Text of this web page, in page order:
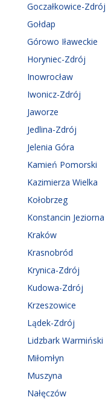
Goczałkowice-Zdrój
Gołdap
Górowo Iławeckie
Horyniec-Zdrój
Inowrocław
Iwonicz-Zdrój
Jaworze
Jedlina-Zdrój
Jelenia Góra
Kamień Pomorski
Kazimierza Wielka
Kołobrzeg
Konstancin Jeziorna
Kraków
Krasnobród
Krynica-Zdrój
Kudowa-Zdrój
Krzeszowice
Lądek-Zdrój
Lidzbark Warmiński
Miłomłyn
Muszyna
Nałęczów